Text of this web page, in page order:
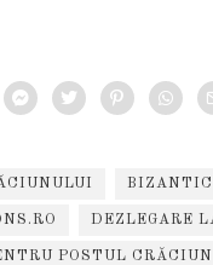
DEZLEGARE
POSTUL